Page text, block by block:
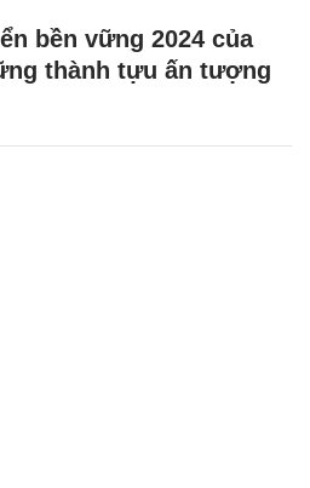
bền vững 2024 của
thành tựu ấn tượng